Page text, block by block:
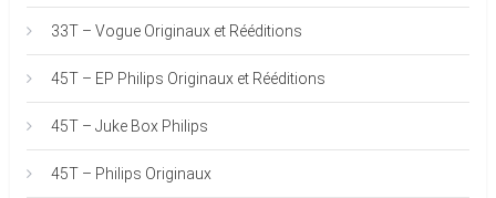
33T – Vogue Originaux et Rééditions
45T – EP Philips Originaux et Rééditions
45T – Juke Box Philips
45T – Philips Originaux